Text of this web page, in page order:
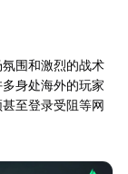
氛围和激烈的战术
身处海外的玩家
至登录受阻等网